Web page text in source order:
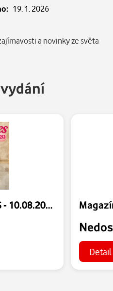
19. 1. 2026
a novinky ze světa
Magazín ONA DNES - 10.08.2026
Detail